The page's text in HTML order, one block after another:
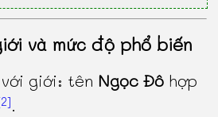
và mức độ phổ biến
giới: tên Ngọc Đô hợp
.